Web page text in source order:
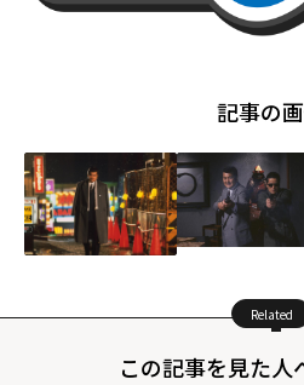
記事の
Related
この記事を見た人